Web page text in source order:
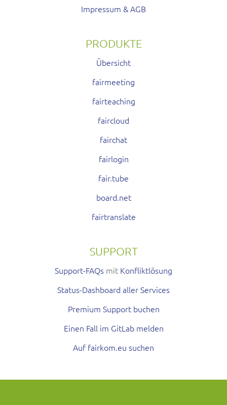
Impressum & AGB
PRODUKTE
Übersicht
fairmeeting
fairteaching
faircloud
fairchat
fairlogin
fair.tube
board.net
fairtranslate
SUPPORT
Support-FAQs mit Konfliktlösung
Status-Dashboard aller Services
Premium Support buchen
Einen Fall im GitLab melden
Auf fairkom.eu suchen